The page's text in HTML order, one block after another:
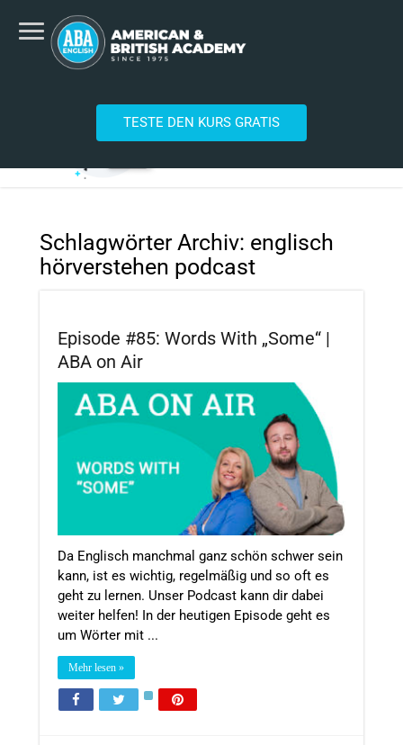
TESTE DEN KURS GRATIS
Schlagwörter Archiv: englisch
hörverstehen podcast
Episode #85: Words With „Some“ |
ABA on Air
Da Englisch manchmal ganz schön schwer sein
kann, ist es wichtig, regelmäßig und so oft es
geht zu lernen. Unser Podcast kann dir dabei
weiter helfen! In der heutigen Episode geht es
um Wörter mit ...
Mehr lesen »